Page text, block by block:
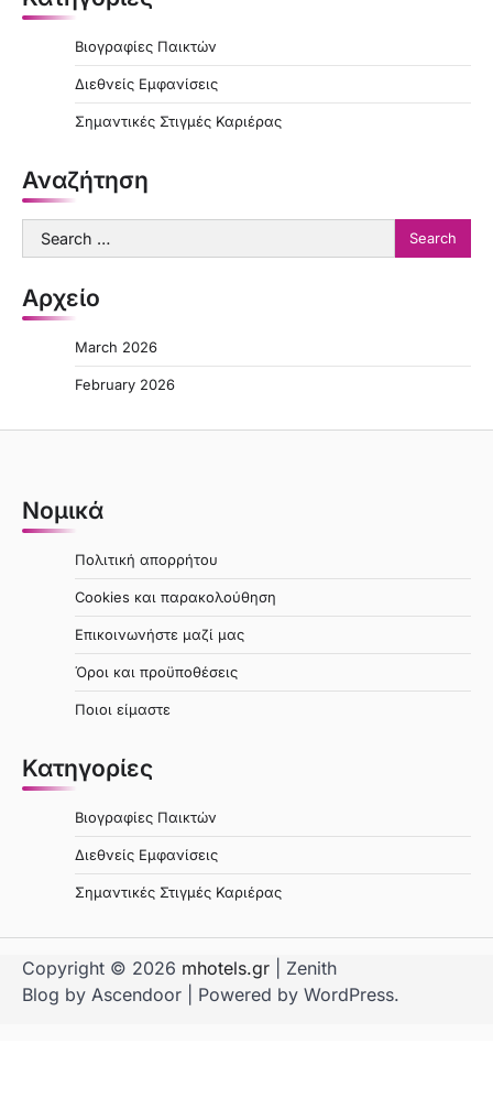
Βιογραφίες Παικτών
Διεθνείς Εμφανίσεις
Σημαντικές Στιγμές Καριέρας
Αναζήτηση
Search
for:
Αρχείο
March 2026
February 2026
Νομικά
Πολιτική απορρήτου
Cookies και παρακολούθηση
Επικοινωνήστε μαζί μας
Όροι και προϋποθέσεις
Ποιοι είμαστε
Κατηγορίες
Βιογραφίες Παικτών
Διεθνείς Εμφανίσεις
Σημαντικές Στιγμές Καριέρας
Copyright © 2026 mhotels.gr | Zenith
Blog by Ascendoor | Powered by WordPress.